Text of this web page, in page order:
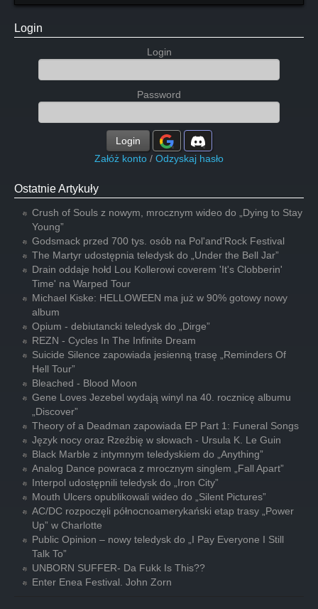
Login
Login
Password
Login
Załóż konto / Odzyskaj hasło
Ostatnie Artykuły
Crush of Souls z nowym, mrocznym wideo do „Dying to Stay
Young”
Godsmack przed 700 tys. osób na Pol'and'Rock Festival
The Martyr udostępnia teledysk do „Under the Bell Jar”
Drain oddaje hołd Lou Kollerowi coverem 'It's Clobberin'
Time' na Warped Tour
Michael Kiske: HELLOWEEN ma już w 90% gotowy nowy
album
Opium - debiutancki teledysk do „Dirge”
REZN - Cycles In The Infinite Dream
Suicide Silence zapowiada jesienną trasę „Reminders Of
Hell Tour”
Bleached - Blood Moon
Gene Loves Jezebel wydają winyl na 40. rocznicę albumu
„Discover”
Theory of a Deadman zapowiada EP Part 1: Funeral Songs
Język nocy oraz Rzeźbię w słowach - Ursula K. Le Guin
Black Marble z intymnym teledyskiem do „Anything”
Analog Dance powraca z mrocznym singlem „Fall Apart”
Interpol udostępnili teledysk do „Iron City”
Mouth Ulcers opublikowali wideo do „Silent Pictures”
AC/DC rozpoczęli północnoamerykański etap trasy „Power
Up” w Charlotte
Public Opinion – nowy teledysk do „I Pay Everyone I Still
Talk To”
UNBORN SUFFER- Da Fukk Is This??
Enter Enea Festival. John Zorn